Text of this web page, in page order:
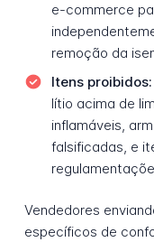
e-commerce
remoção da
Itens proibidos:
lítio acima de
inflamáveis,
falsificadas, e
Vendedores
específicos de